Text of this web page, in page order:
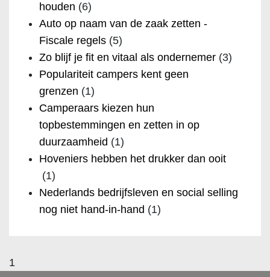
houden (6)
Auto op naam van de zaak zetten -
Fiscale regels (5)
Zo blijf je fit en vitaal als ondernemer (3)
Populariteit campers kent geen
grenzen (1)
Camperaars kiezen hun
topbestemmingen en zetten in op
duurzaamheid (1)
Hoveniers hebben het drukker dan ooit
(1)
Nederlands bedrijfsleven en social selling
nog niet hand-in-hand (1)
1